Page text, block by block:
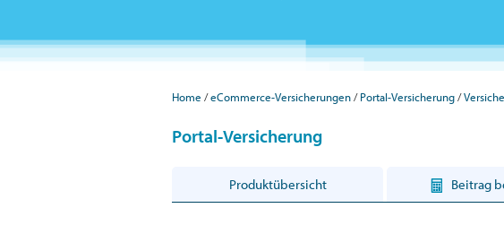
Home eCommerce-Versicherungen Portal-Versicherung
Portal-Versicherung
Produktübersicht Beitrag